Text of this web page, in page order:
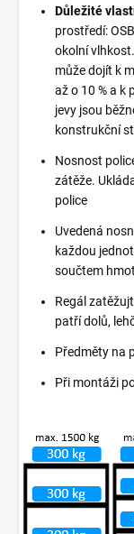
Důležité
prostředí:
okolní
může dojít k
až o 10 % a k
jevy jsou
konstrukční
Nosnost
zátěže.
police
Uvedená
každou
součtem
Regál
patří dolů,
Předměty na
Při montáži